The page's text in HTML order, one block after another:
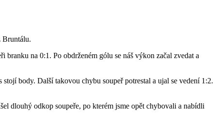
Bruntálu.
na 0:1. Po obdrženém gólu se náš výkon začal zvedat a
body. Další takovou chybu soupeř potrestal a ujal se vedení 1:2.
dlouhý odkop soupeře, po kterém jsme opět chybovali a nabídli